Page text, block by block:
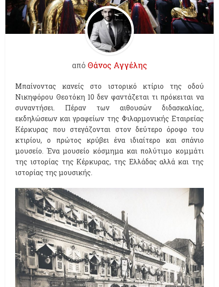
από Θάνος Αγγέλης
Μπαίνοντας κανείς στο ιστορικό κτίριο της οδού
Νικηφόρου Θεοτόκη 10 δεν φαντάζεται τι πρόκειται να
συναντήσει. Πέραν των αιθουσών διδασκαλίας,
εκδηλώσεων και γραφείων της Φιλαρμονικής Εταιρείας
Κέρκυρας που στεγάζονται στον δεύτερο όροφο του
κτιρίου, ο πρώτος κρύβει ένα ιδιαίτερο και σπάνιο
μουσείο. Ένα μουσείο κόσμημα και πολύτιμο κομμάτι
της ιστορίας της Κέρκυρας, της Ελλάδας αλλά και της
ιστορίας της μουσικής.